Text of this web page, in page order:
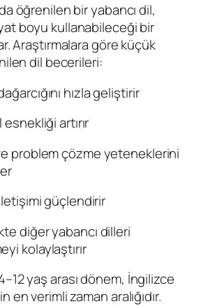
öğrenilen bir yabancı dil,
boyu kullanabileceği bir
Araştırmalara göre küçük
dil becerileri:
hızla geliştirir
artırır
problem çözme yeteneklerini
güçlendirir
diğer yabancı dilleri
kolaylaştırır
yaş arası dönem, İngilizce
en verimli zaman aralığıdır.